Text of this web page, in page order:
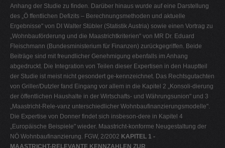
Anhang der Studie zu finden. Darüber hinaus wurde auf eine Darstellung
des „Ö ffentlichen Defizits – Berechnungsmethoden und aktuelle
Ergebnisse" von DI Walter Stübler (Statistik Austria) sowie einen Vortrag zu
„Wohnbauförderung und die Maastrichtkriterien" von MR Dr. Eduard
Fleischmann (Bundesministerium für Finanzen) zurückgegriffen. Beide
Beiträge sind mit freundlicher Genehmigung ebenfalls im Anhang
abgedruckt. Die Integration von Teilen dieser Expertisen in den Hauptteil
der Studie ist meist nicht gesondert ge-kennzeichnet. Das Rechtsgutachten
von Griller/Dutzler fand Eingang vor allem in die Kapitel 2 „Konsoli-dierung
der öffentlichen Haushalte in der Wirtschafts- und Währungsunion" und 3
„Maastricht-Rele-vanz unterschiedlicher Wohnbaufinanzierungsmodelle".
Die Expertise von Donner findet sich insbeson-dere in Kapitel 4
„Europäische Beispiele" wieder. Maastricht-konforme Neugestaltung der
NÖ Wohnbaufinanzierung. FGW, 2/2002 KAPITEL 1 -
MAASTRICHT-RELEVANTE KENNZAHLEN ZUR